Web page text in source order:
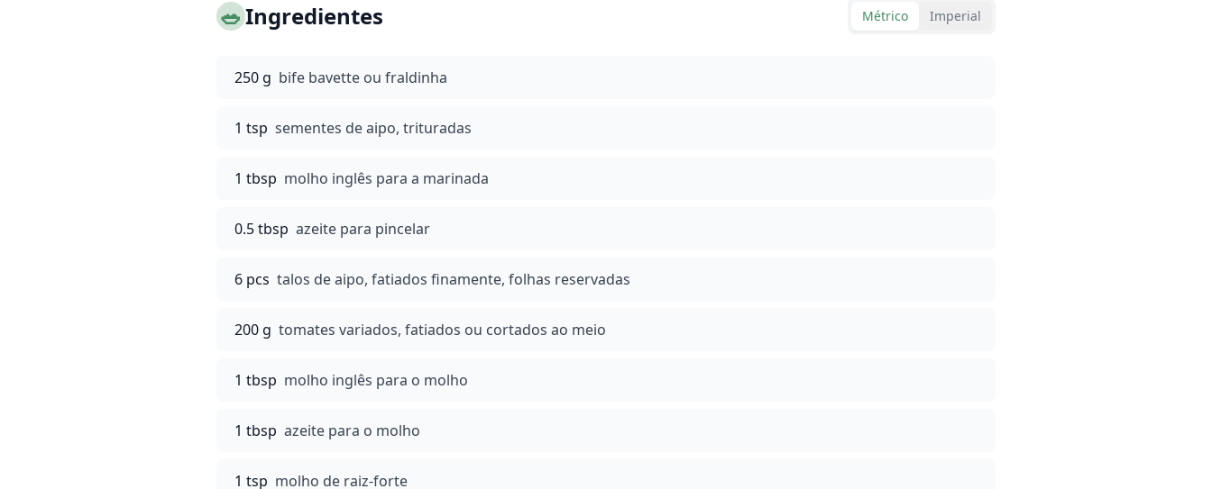
🥗Ingredientes Métrico Imperial
250 g bife bavette ou fraldinha
1 tsp sementes de aipo, trituradas
1 tbsp molho inglês para a marinada
0.5 tbsp azeite para pincelar
6 pcs talos de aipo, fatiados finamente, folhas reservadas
200 g tomates variados, fatiados ou cortados ao meio
1 tbsp molho inglês para o molho
1 tbsp azeite para o molho
1 tsp molho de raiz-forte